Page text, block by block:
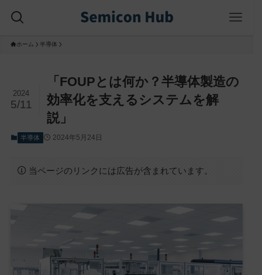
ホーム 半導体
「FOUPとは何か？半導体製造の
効率化を支えるシステムを解
説」
2024
5/11
半導体 2024年5月24日
当ページのリンクには広告が含まれています。